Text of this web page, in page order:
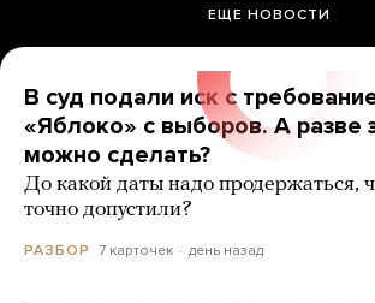
ЕЩЕ НОВОСТИ
В суд подали иск с
«Яблоко» с выборов. А разве
можно сделать?
До какой даты надо продержаться,
точно допустили?
РАЗБОР 7 карточек день назад